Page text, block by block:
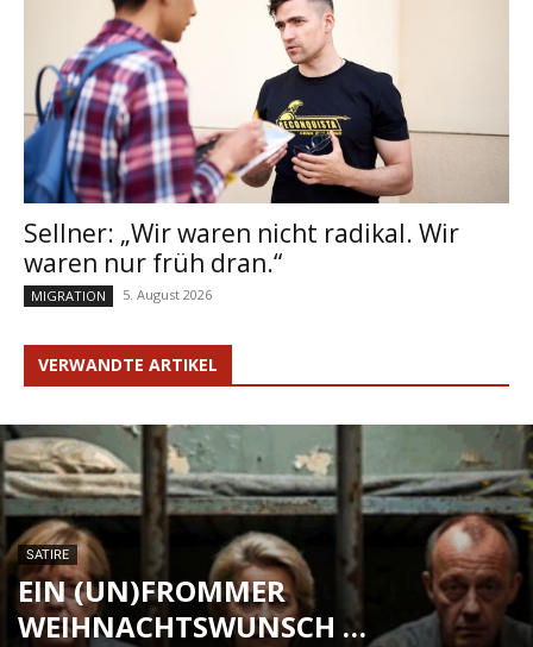
Sellner: „Wir waren nicht radikal. Wir
waren nur früh dran.“
MIGRATION 5. August 2026
VERWANDTE ARTIKEL
SATIRE
EIN (UN)FROMMER
WEIHNACHTSWUNSCH …